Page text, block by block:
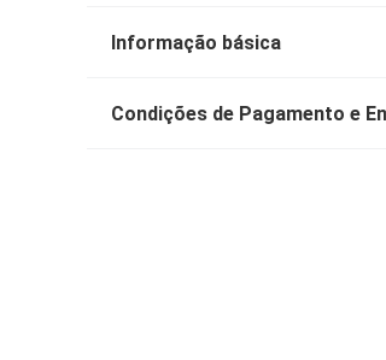
Informação básica
Condições de Pagamento e